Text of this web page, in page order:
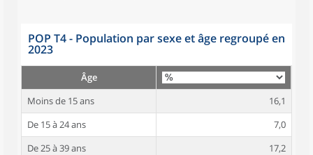
POP T4 - Population par sexe et âge regroupé en
2023
Âge
Moins de 15 ans
16,1
De 15 à 24 ans
7,0
De 25 à 39 ans
17,2